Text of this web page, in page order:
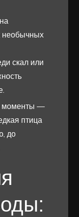
необычных
скал или
моменты —
птица
до